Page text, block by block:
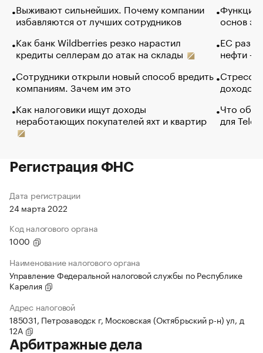
Выживают сильнейших. Почему компании
избавляются от лучших сотрудников
Как банк Wildberries резко нарастил
кредиты селлерам до атак на склады
Сотрудники открыли новый способ вредить
компаниям. Зачем им это
Как налоговики ищут доходы
неработающих покупателей яхт и квартир
Функции
основ
ЕС
нефти —
Стресс
доходов
Что
для
Регистрация ФНС
Дата регистрации
24 марта 2022
Код налогового органа
1000
Наименование налогового органа
Управление Федеральной налоговой службы по Республике
Карелия
Адрес налоговой
185031, Петрозаводск г, Московская (Октябрьский р-н) ул, д
12А
Арбитражные дела